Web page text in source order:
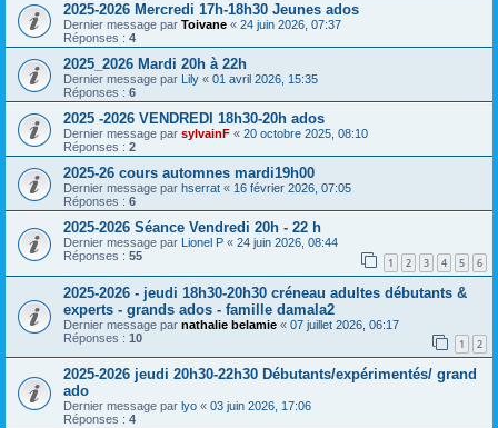
2025-2026 Mercredi 17h-18h30 Jeunes ados
Dernier message par Toivane « 24 juin 2026, 07:37
Réponses : 4
2025_2026 Mardi 20h à 22h
Dernier message par Lily « 01 avril 2026, 15:35
Réponses : 6
2025 -2026 VENDREDI 18h30-20h ados
Dernier message par sylvainF « 20 octobre 2025, 08:10
Réponses : 2
2025-26 cours automnes mardi19h00
Dernier message par hserrat « 16 février 2026, 07:05
Réponses : 6
2025-2026 Séance Vendredi 20h - 22 h
Dernier message par Lionel P « 24 juin 2026, 08:44
Réponses : 55 1 2 3 4 5 6
2025-2026 - jeudi 18h30-20h30 créneau adultes débutants &
experts - grands ados - famille damala2
Dernier message par nathalie belamie « 07 juillet 2026, 06:17
Réponses : 10 1 2
2025-2026 jeudi 20h30-22h30 Débutants/expérimentés/ grand
ado
Dernier message par lyo « 03 juin 2026, 17:06
Réponses : 4